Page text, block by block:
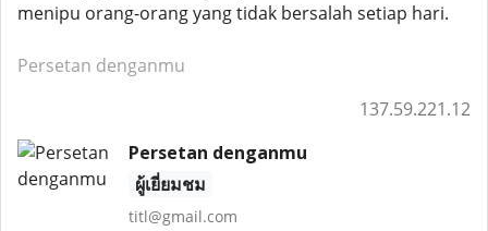
menipu orang-orang yang tidak bersalah setiap hari.
Persetan denganmu
137.59.221.12
Persetan denganmu
ผู้เยี่ยมชม
titl@gmail.com